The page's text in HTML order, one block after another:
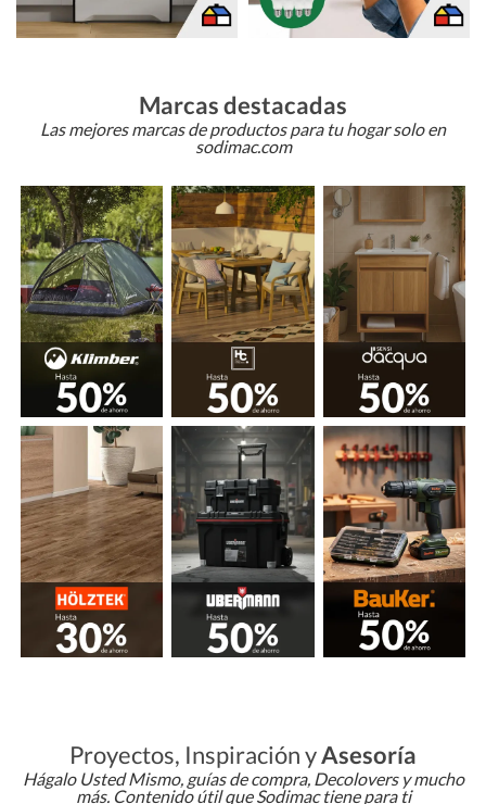
Marcas destacadas
Las mejores marcas de productos para tu hogar solo en
sodimac.com
Proyectos, Inspiración yAsesoría
Hágalo Usted Mismo, guías de compra, Decolovers y mucho
más. Contenido útil que Sodimac tiene para ti